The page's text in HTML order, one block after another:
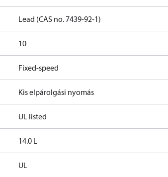
Lead (CAS no. 7439-92-1)
10
Fixed-speed
Kis elpárolgási nyomás
UL listed
14.0 L
UL